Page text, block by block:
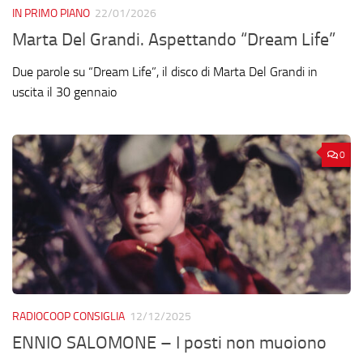
IN PRIMO PIANO 22/01/2026
Marta Del Grandi. Aspettando “Dream Life”
Due parole su “Dream Life”, il disco di Marta Del Grandi in
uscita il 30 gennaio
0
RADIOCOOP CONSIGLIA 12/12/2025
ENNIO SALOMONE – I posti non muoiono